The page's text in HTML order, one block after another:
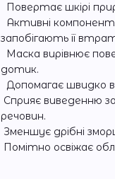
Повертає шкірі
Активні
запобігають її
Маска вирівнює
дотик.
Допомагає швидко
Сприяє виведенню
речовин.
Зменшує дрібні
Помітно освіжає